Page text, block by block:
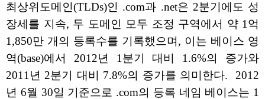
최상위도메인(TLDs)인 .com과 .net은 2분기에도 성
장세를 지속, 두 도메인 모두 조정 구역에서 약 1억
1,850만 개의 등록수를 기록했으며, 이는 베이스 영
역(base)에서 2012년 1분기 대비 1.6%의 증가와
2011년 2분기 대비 7.8%의 증가를 의미한다. 2012
년 6월 30일 기준으로 .com의 등록 네임 베이스는 1